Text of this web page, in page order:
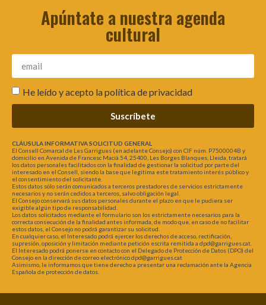
Apúntate a nuestra agenda
cultural
He leído y acepto lapolítica de privacidad
Suscríbete
CLÁUSULA INFORMATIVA SOLICITUD GENERAL
El Consell Comarcal de Les Garrigues (en adelante Consejo) con CIF núm. P7500004B y
domicilio en Avenida de Francesc Macià 54, 25400, Les Borges Blanques, Lleida, tratará
los datos personales facilitados con la finalidad de gestionar la solicitud por parte del
interesado en el Consell, siendo la base que legitima este tratamiento interés público y
el consentimiento del solicitante.
Estos datos sólo serán comunicados a terceros prestadores de servicios estrictamente
necesarios y no serán cedidos a terceros, salvo obligación legal.
El Consejo conservará sus datos personales durante el plazo en que le pudiera ser
exigible algún tipo de responsabilidad.
Los datos solicitados mediante el formulario son los estrictamente necesarios para la
correcta consecución de la finalidad antes informada, de modo que, en caso de no facilitar
estos datos, el Consejo no podrá garantizar su solicitud.
En cualquier caso, el Interesado podrá ejercer los derechos de acceso, rectificación,
supresión, oposición y limitación mediante petición escrita remitida a dpd@garrigues.cat.
El Interesado podrá ponerse en contacto con el Delegado de Protección de Datos (DPO) del
Consejo en la dirección de correo electrónico dpd@garrigues.cat
Asimismo, le informamos que tiene derecho a presentar una reclamación ante la Agencia
Española de protección de datos.